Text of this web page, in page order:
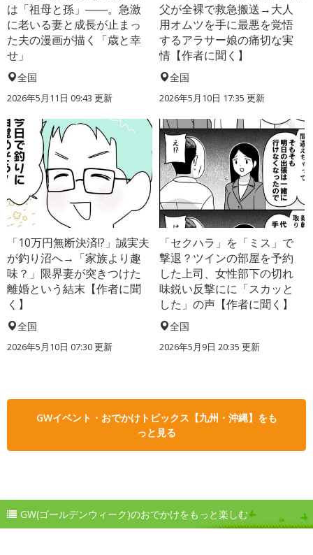
は「祖母と孫」――。急激
に老いる妻と成長が止まっ
た夫の漫画が描く「歳と幸
せ」
全国
2026年5月11日 09:43 更新
父が全裸で救急搬送→大人
用オムツを手に最悪を覚悟
するアラサー娘の痛切な実
情【作者に聞く】
全国
2026年5月10日 17:35 更新
「10万円無断決済!?」誠実夫
が釣り沼へ→「家族より趣
味？」限界妻が突きつけた
離婚という結末【作者に聞
く】
全国
2026年5月10日 07:30 更新
「セクハラ」を「ミス」で
撃退？ツインの部屋を予約
した上司、女性部下の切れ
味鋭い反撃にに「スカッと
した」の声【作者に聞く】
全国
2026年5月9日 20:35 更新
GWイベント・おでかけトピックス【九州・沖縄】をも
っと見る
GW(ゴールデンウィーク)のおでかけをもっと楽しむ